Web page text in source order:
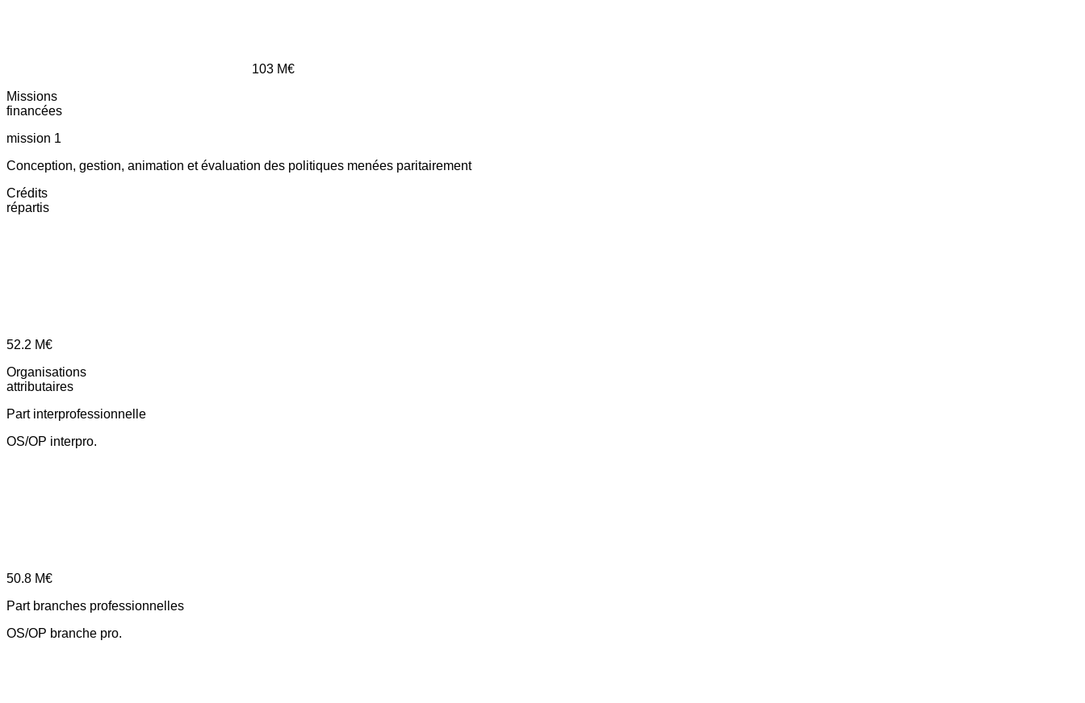
103 M€
Missions
financées
mission 1
Conception, gestion, animation et évaluation des politiques menées paritairement
Crédits
répartis
52.2 M€
Organisations
attributaires
Part interprofessionnelle
OS/OP interpro.
50.8 M€
Part branches professionnelles
OS/OP branche pro.